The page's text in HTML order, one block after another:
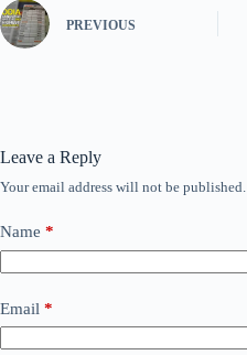
PREVIOUS
Leave a Reply
Your email address will not be published.
Name *
Email *